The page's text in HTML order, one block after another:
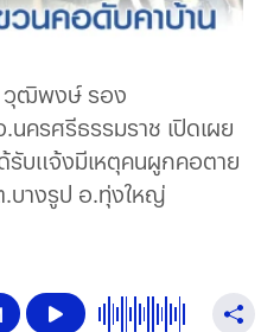
วุฒิพงษ์ รอง
ครศรีธรรมราช เปิดเผย
รับแจ้งมีเหตุคนผูกคอตาย
.บางรูป อ.ทุ่งใหญ่